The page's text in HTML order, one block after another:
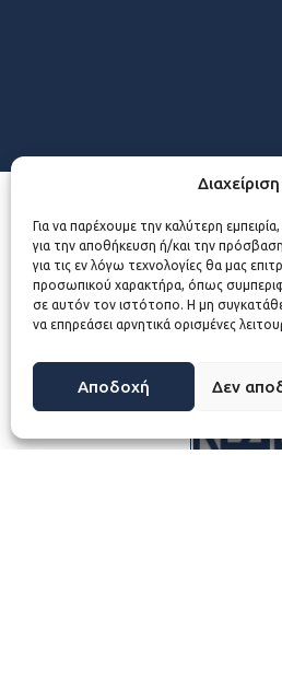
Για να παρέχουμε την καλύτερη
για την αποθήκευση ή/και την
για τις εν λόγω τεχνολογίες θα μας
προσωπικού χαρακτήρα, όπως
σε αυτόν τον ιστότοπο. Η μη
να επηρεάσει αρνητικά ορισμένες
Αποδοχή Δεν